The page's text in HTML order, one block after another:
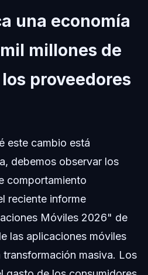
una economía
millones de
proveedores
este cambio está
debemos observar los
comportamiento
reciente informe
Móviles 2026" de
las aplicaciones móviles
masiva. Los